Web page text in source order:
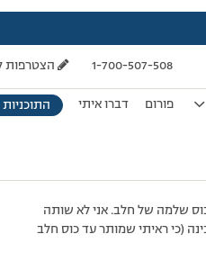
1-700-507-508 הצטרפות
פורום דברו איתי
אוהבת לשתות קפה עם כוס שלמה של חלב. אני לא שותה
(כי ראיתי שמותר עד כוס חלב